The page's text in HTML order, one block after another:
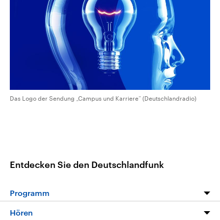
CDU, SPD und FDP regiert.-
Umfragen, Prognosen,
Wahlprogramme, aktuelle Berichte
und Hintergründe zu den Parteien
und Kandidaten der anstehenden
aktuelle Weltgeschehen.
Sendungen Programm Podcasts
Audio-Archiv
Das Logo der Sendung „Campus und Karriere“ (Deutschlandradio)
Entdecken Sie den Deutschlandfunk
Programm
Programm
Hören